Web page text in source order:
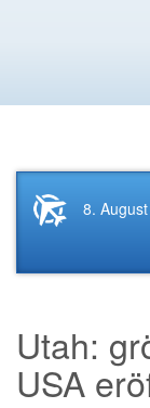
Startseite
8.
Utah:
USA